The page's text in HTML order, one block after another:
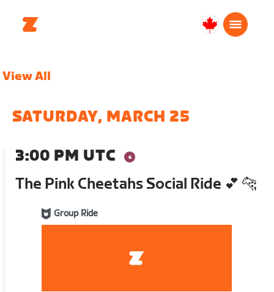
Canada
View All
SATURDAY, MARCH 25
3:00 PM UTC
The Pink Cheetahs Social Ride 💕 🐆
Group Ride